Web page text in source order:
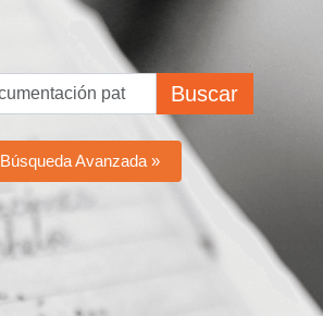
Buscar
Búsqueda Avanzada »